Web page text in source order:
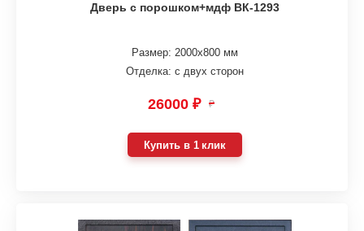
Дверь с порошком+мдф ВК-1293
Размер: 2000х800 мм
Отделка: с двух сторон
26000 ₽ ₽
Купить в 1 клик